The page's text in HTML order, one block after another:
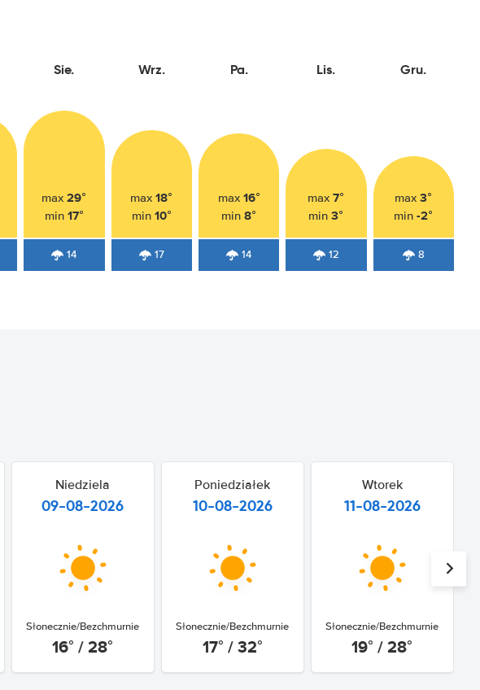
Sie.
max29°
min 17°
14
Wrz.
max18°
min 10°
17
Pa.
max 16°
min8°
14
Lis.
max7°
min3°
12
Gru.
max3°
min-2°
8
Niedziela
09-08-2026
Słonecznie/Bezchmurnie
16° / 28°
Poniedziałek
10-08-2026
Słonecznie/Bezchmurnie
17° / 32°
Wtorek
11-08-2026
Słonecznie/Bezchmurnie
19° / 28°